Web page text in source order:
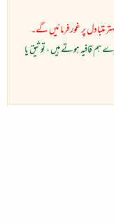
متبادل پر غور فرمائیں گے۔
قافیہ ہوتے ہیں ، توثیق یا